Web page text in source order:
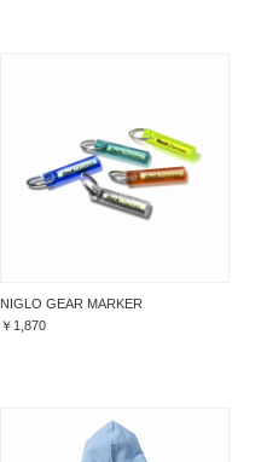
NIGLO GEAR MARKER
￥1,870